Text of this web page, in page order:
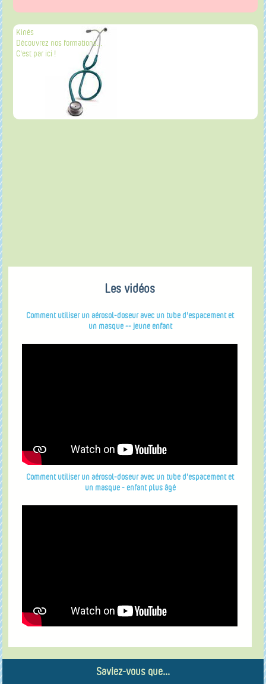
Kinés
Découvrez nos formations...
C'est par ici !
Les vidéos
Comment utiliser un aérosol-doseur avec un tube d'espacement et
un masque -- jeune enfant
Comment utiliser un aérosol-doseur avec un tube d'espacement et
un masque - enfant plus âgé
Saviez-vous que...